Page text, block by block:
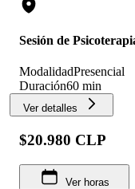
Sesión de
ModalidadPresencial
Duración60 min
Ver detalles
$20.980 CLP
Ver horas